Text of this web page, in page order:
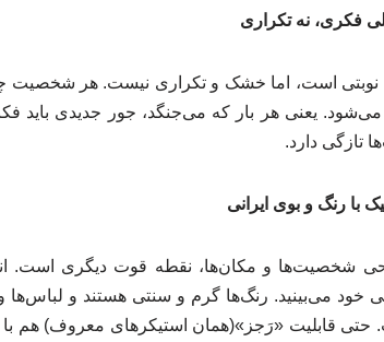
فکری، نه تکراری
نوبتی است، اما خشک و تکراری نیست. هر شخصیت چند
می‌شود. یعنی هر بار که می‌جنگد، جور جدیدی باید
تازگی دارد.
با رنگ و بوی ایرانی
شخصیت‌ها و مکان‌ها، نقطه قوت دیگری است.
خود می‌بینید. رنگ‌ها گرم و سنتی هستند و لباس‌ها و
حتی قابلیت «رَجز»(همان استیکرهای معروف) هم